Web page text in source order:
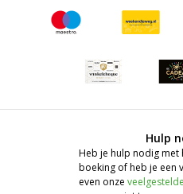
Hulp
Heb je hulp nodig met
boeking of heb je een
even onze